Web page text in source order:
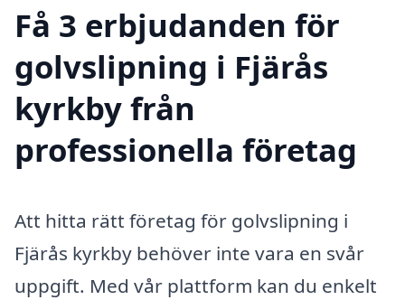
Få 3 erbjudanden för
golvslipning i Fjärås
kyrkby från
professionella företag
Att hitta rätt företag för golvslipning i
Fjärås kyrkby behöver inte vara en svår
uppgift. Med vår plattform kan du enkelt